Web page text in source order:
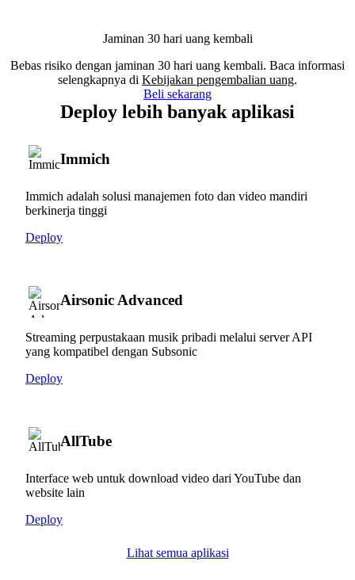
Jaminan 30 hari uang kembali
Bebas risiko dengan jaminan 30 hari uang kembali. Baca informasi
selengkapnya di Kebijakan pengembalian uang.
Beli sekarang
Deploy lebih banyak aplikasi
Immich
Immich adalah solusi manajemen foto dan video mandiri
berkinerja tinggi
Deploy
Airsonic Advanced
Streaming perpustakaan musik pribadi melalui server API
yang kompatibel dengan Subsonic
Deploy
AllTube
Interface web untuk download video dari YouTube dan
website lain
Deploy
Lihat semua aplikasi